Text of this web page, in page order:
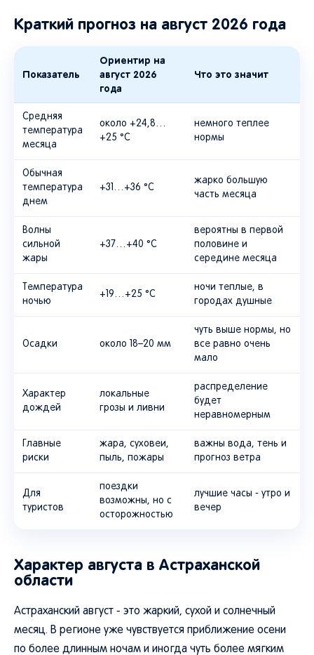
Краткий прогноз на август 2026 года
Показатель
Ориентир на
август 2026
года
Что это значит
Средняя
температура
месяца
около +24,8…
+25 °C
немного теплее
нормы
Обычная
температура
днем
+31…+36 °C
жарко большую
часть месяца
Волны
сильной
жары
+37…+40 °C
вероятны в первой
половине и
середине месяца
Температура
ночью
+19…+25 °C
ночи теплые, в
городах душные
Осадки около 18–20 мм
чуть выше нормы, но
все равно очень
мало
Характер
дождей
локальные
грозы и ливни
распределение
будет
неравномерным
Главные
риски
жара, суховеи,
пыль, пожары
важны вода, тень и
прогноз ветра
Для
туристов
поездки
возможны, но с
осторожностью
лучшие часы - утро и
вечер
Характер августа в Астраханской
области
Астраханский август - это жаркий, сухой и солнечный
месяц. В регионе уже чувствуется приближение осени
по более длинным ночам и иногда чуть более мягким